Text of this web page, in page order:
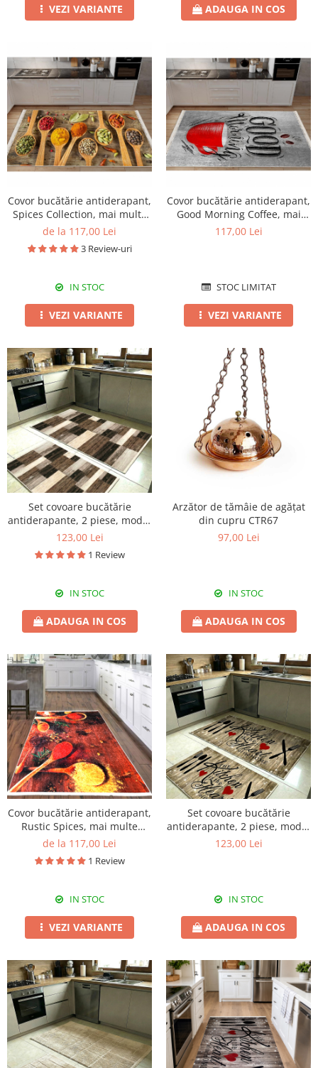
VEZI VARIANTE ADAUGA IN COS
Covor bucătărie antiderapant,
Spices Collection, mai multe
dimensiuni
de la 117,00 Lei
3 Review-uri
IN STOC
VEZI VARIANTE
Covor bucătărie antiderapant,
Good Morning Coffee, mai
multe dimensiuni
117,00 Lei
STOC LIMITAT
VEZI VARIANTE
Set covoare bucătărie
antiderapante, 2 piese, model
lemn decorativ
123,00 Lei
1 Review
IN STOC
ADAUGA IN COS
Arzător de tămâie de agățat
din cupru CTR67
97,00 Lei
IN STOC
ADAUGA IN COS
Covor bucătărie antiderapant,
Rustic Spices, mai multe
dimensiuni
de la 117,00 Lei
1 Review
IN STOC
VEZI VARIANTE
Set covoare bucătărie
antiderapante, 2 piese, model
mesaj decorativ
123,00 Lei
IN STOC
ADAUGA IN COS